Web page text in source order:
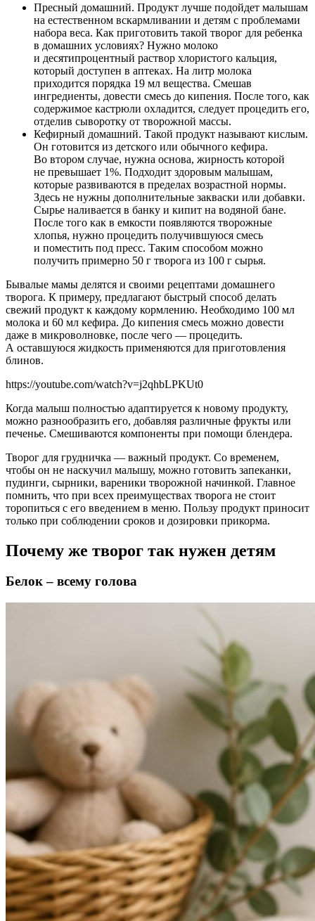
Пресный домашний. Продукт лучше подойдет малышам
на естественном вскармливании и детям с проблемами
набора веса. Как приготовить такой творог для ребенка
в домашних условиях? Нужно молоко
и десятипроцентный раствор хлористого кальция,
который доступен в аптеках. На литр молока
приходится порядка 19 мл вещества. Смешав
ингредиенты, довести смесь до кипения. После того, как
содержимое кастрюли охладится, следует процедить его,
отделив сыворотку от творожной массы.
Кефирный домашний. Такой продукт называют кислым.
Он готовится из детского или обычного кефира.
Во втором случае, нужна основа, жирность которой
не превышает 1%. Подходит здоровым малышам,
которые развиваются в пределах возрастной нормы.
Здесь не нужны дополнительные закваски или добавки.
Сырье наливается в банку и кипит на водяной бане.
После того как в емкости появляются творожные
хлопья, нужно процедить получившуюся смесь
и поместить под пресс. Таким способом можно
получить примерно 50 г творога из 100 г сырья.
Бывалые мамы делятся и своими рецептами домашнего
творога. К примеру, предлагают быстрый способ делать
свежий продукт к каждому кормлению. Необходимо 100 мл
молока и 60 мл кефира. До кипения смесь можно довести
даже в микроволновке, после чего — процедить.
А оставшуюся жидкость применяются для приготовления
блинов.
https://youtube.com/watch?v=j2qhbLPKUt0
Когда малыш полностью адаптируется к новому продукту,
можно разнообразить его, добавляя различные фрукты или
печенье. Смешиваются компоненты при помощи блендера.
Творог для грудничка — важный продукт. Со временем,
чтобы он не наскучил малышу, можно готовить запеканки,
пудинги, сырники, вареники творожной начинкой. Главное
помнить, что при всех преимуществах творога не стоит
торопиться с его введением в меню. Пользу продукт приносит
только при соблюдении сроков и дозировки прикорма.
Почему же творог так нужен детям
Белок – всему голова